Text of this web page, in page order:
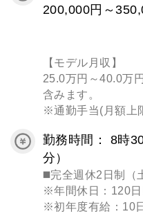
200,000円～
【モデル月収】
25.0万円～40.0万
含みます。
※通勤手当(月額上
勤務時間： 8時
分）
◼️完全週休2日制（
※年間休日：120日
※初年度有給：10日